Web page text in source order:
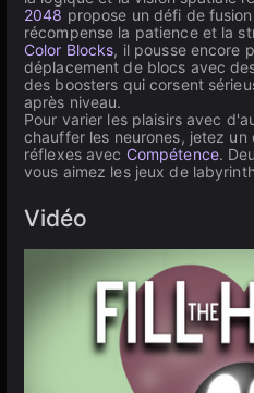
2048 propose un défi de
récompense la patience et la
Color Blocks, il pousse encore
déplacement de blocs avec
des boosters qui corsent
après niveau.
Pour varier les plaisirs avec
chauffer les neurones, jetez
réflexes avec Compétence.
vous aimez les jeux de
Vidéo